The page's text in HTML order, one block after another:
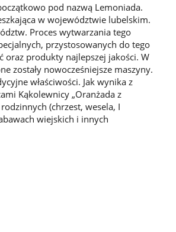
pod nazwą Lemoniada.
w województwie lubelskim.
Proces wytwarzania tego
przystosowanych do tego
oraz produkty najlepszej jakości. W
zostały nowocześniejsze maszyny.
właściwości. Jak wynika z
Kąkolewnicy „Oranżada z
(chrzest, wesela, I
wiejskich i innych